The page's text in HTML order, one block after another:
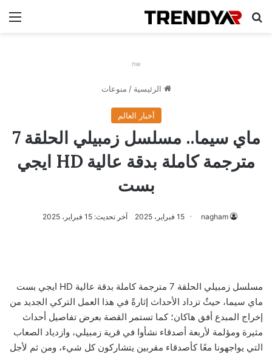
بحث عن
nw
الرئيسية / منوعات
أخبار العالم
ماي سيما.. مسلسل زمبيلي الحلقة 7
مترجمة كاملة بدقة عالية HD ايجي
بست
nagham 15 فبراير، 2025 آخر تحديث: 15 فبراير، 2025
مسلسل زمبيلي الحلقة 7 مترجمة كاملة بدقة عالية HD ايجي بست
ماي سيما، حيثٌ تزداد الأحداث إثارةً في هذا العمل التركي الجديد من
إخراج المبدع أفق هاكان؛ كما تستمر القصة بعرض تفاصيل أحداث
مثيرة ومؤلمة لأربعة أصدقاء نشأوا في قرية زمبيلي، وازدياد الصعاب
التي يواجهونا معًا كأصدقاء مقربين يتشاركون كل شيء، ومن ثم لأجل